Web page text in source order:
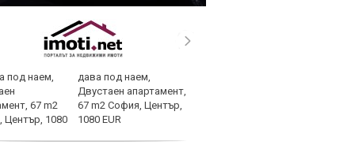
дава под наем,
Двустаен апартамент,
67 m2 София, Център,
1080 EUR